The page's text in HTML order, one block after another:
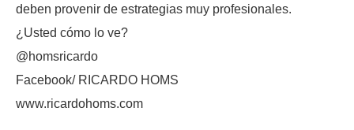
deben provenir de estrategias muy profesionales.
¿Usted cómo lo ve?
@homsricardo
Facebook/ RICARDO HOMS
www.ricardohoms.com